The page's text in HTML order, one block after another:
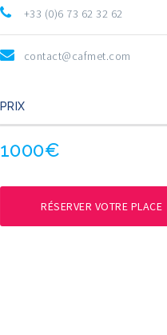
+33 (0)6 73 62 32 62
contact@cafmet.com
PRIX
1000€
RÉSERVER VOTRE PLACE